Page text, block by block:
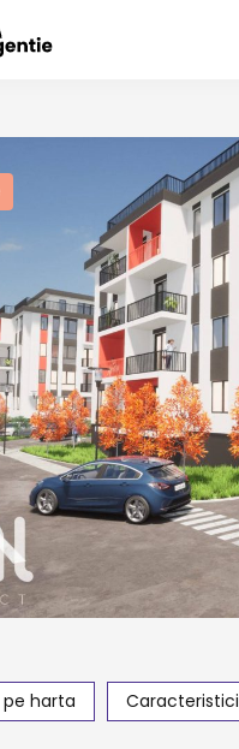
harta Caracteristici